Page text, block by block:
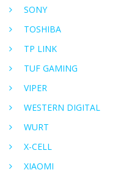
SONY
TOSHIBA
TP LINK
TUF GAMING
VIPER
WESTERN DIGITAL
WURT
X-CELL
XIAOMI